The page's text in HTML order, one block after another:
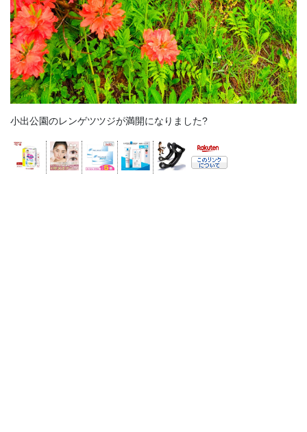
小出公園のレンゲツツジが満開になりました?